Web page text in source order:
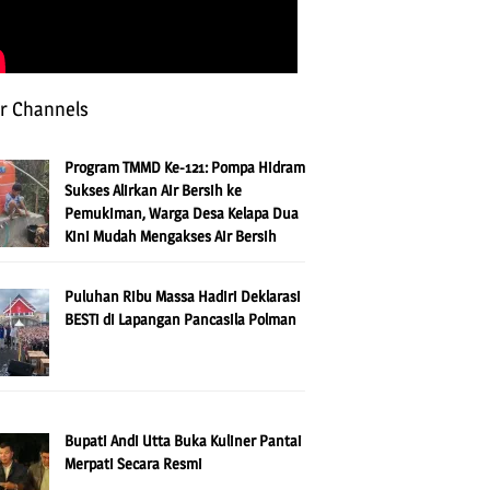
Channels
Program TMMD Ke-121: Pompa Hidram
Sukses Alirkan Air Bersih ke
Pemukiman, Warga Desa Kelapa Dua
Kini Mudah Mengakses Air Bersih
Puluhan Ribu Massa Hadiri Deklarasi
BESTi di Lapangan Pancasila Polman
Bupati Andi Utta Buka Kuliner Pantai
Merpati Secara Resmi